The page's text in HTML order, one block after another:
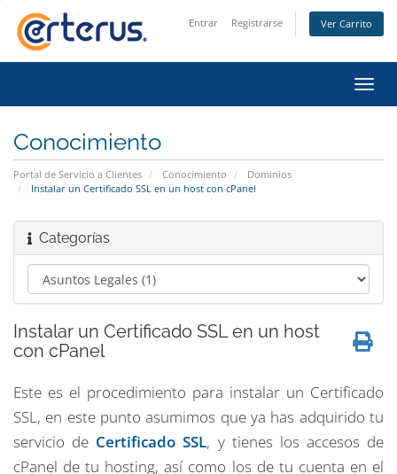
Entrar Registrarse Ver Carrito
Conocimiento
Portal de Servicio a Clientes Conocimiento
Dominios
Instalar un Certificado SSL en un host con cPanel
Categorías
Instalar un Certificado SSL en un host
con cPanel
Este es el procedimiento para instalar un Certificado
SSL, en este punto asumimos que ya has adquirido tu
servicio de Certificado SSL, y tienes los accesos de
cPanel de tu hosting, así como los de tu cuenta en el